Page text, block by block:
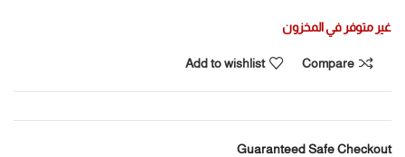
غير متوفر في المخزون
Compare
Add to wishlist
Guaranteed Safe Checkout